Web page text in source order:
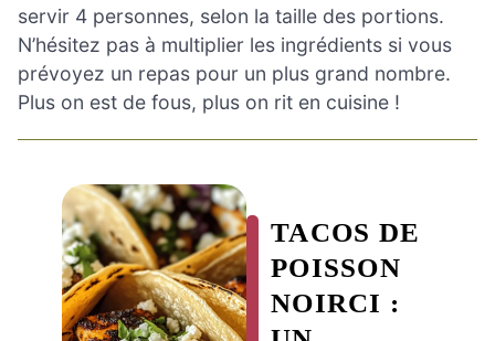
servir 4 personnes, selon la taille des portions.
N’hésitez pas à multiplier les ingrédients si vous
prévoyez un repas pour un plus grand nombre.
Plus on est de fous, plus on rit en cuisine !
TACOS DE
POISSON
NOIRCI :